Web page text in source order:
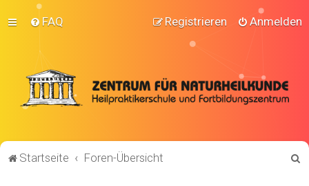
FAQ Anmelden
Registrieren
Startseite Foren-Übersicht